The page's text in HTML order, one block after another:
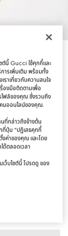
ต์นี้ Gucci ใช้คุกกี้และ
ารเพิ่มเติม พร้อมทั้ง
ราเกี่ยวกับความสนใจ
องมือติดตามเพื่อ
ไฟล์ของคุณ ซึ่งรวมถึง
คมออนไลน์ของคุณ.
ที่กล่าวถึงข้างต้น
ที่ปุ่ม "ปฏิเสธคุกกี้
ค่าของคุณ และโดย
ด้ตลอดเวลา
เว็บไซต์นี้ โปรดดู ของ